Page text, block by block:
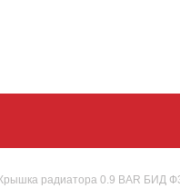
Крышка радиатора 0.9 BAR БИД